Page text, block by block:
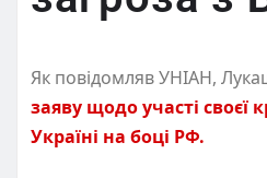
Як повідомляв УНІАН,
заяву щодо участі своєї
Україні на боці РФ.